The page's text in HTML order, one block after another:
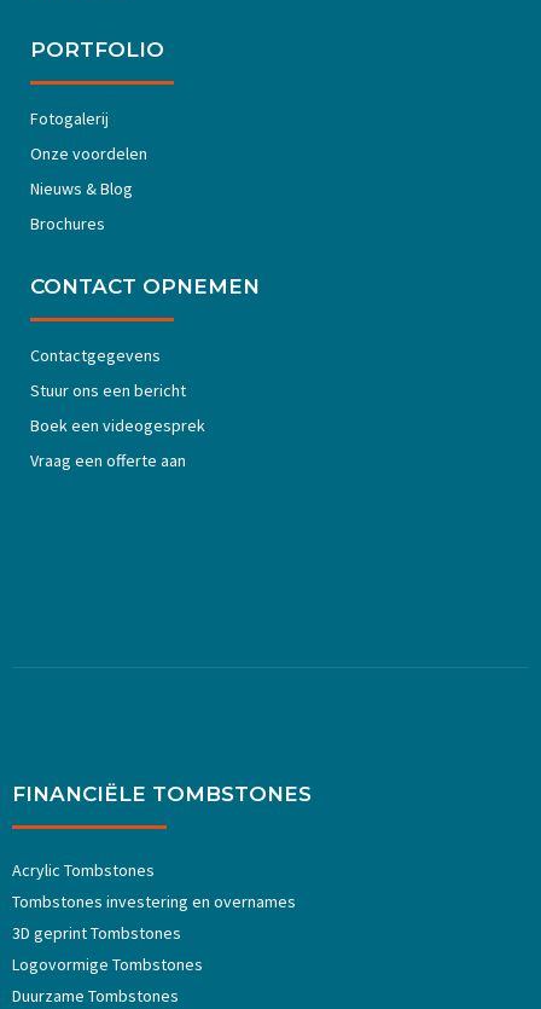
PORTFOLIO
Fotogalerij
Onze voordelen
Nieuws & Blog
Brochures
CONTACT OPNEMEN
Contactgegevens
Stuur ons een bericht
Boek een videogesprek
Vraag een offerte aan
FINANCIËLE TOMBSTONES
Acrylic Tombstones
Tombstones investering en overnames
3D geprint Tombstones
Logovormige Tombstones
Duurzame Tombstones